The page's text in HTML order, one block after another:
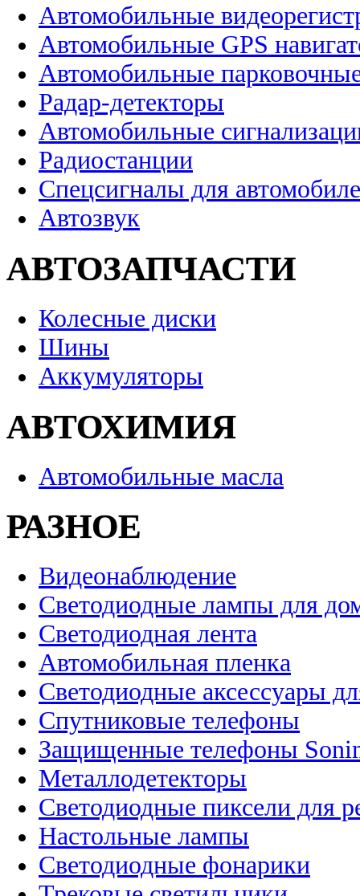
Автомобильные
Автомобильные GPS
Автомобильные
Радар-детекторы
Автомобильные
Радиостанции
Спецсигналы для
Автозвук
АВТОЗАПЧАСТИ
Колесные диски
Шины
Аккумуляторы
АВТОХИМИЯ
Автомобильные масла
РАЗНОЕ
Видеонаблюдение
Светодиодные лампы для
Светодиодная лента
Автомобильная пленка
Светодиодные аксессуары
Спутниковые телефоны
Защищенные телефоны
Металлодетекторы
Светодиодные пиксели для
Настольные лампы
Светодиодные фонарики